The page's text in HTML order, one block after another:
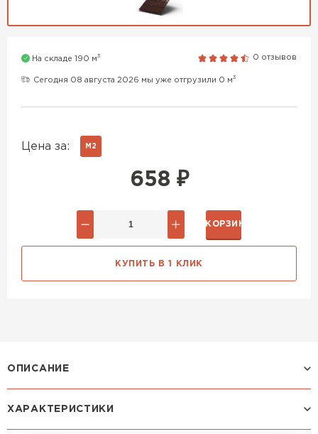
На складе 190 м3 0 отзывов
Сегодня 08 августа 2026 мы уже отгрузили 0 м3
Цена за: М2
658 ₽
В КОРЗИНУ
КУПИТЬ В 1 КЛИК
ОПИСАНИЕ
Профиль ЛАМОНТЕРРА:
ХАРАКТЕРИСТИКИ